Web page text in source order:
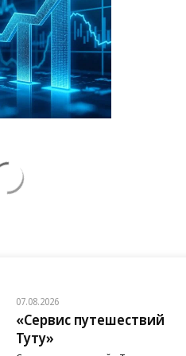
07.08.2026
«Сервис путешествий
Туту»